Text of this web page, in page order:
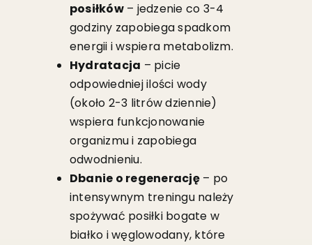
posiłków– jedzenie co 3-4
godziny zapobiega spadkom
energii i wspiera metabolizm.
Hydratacja – picie
odpowiedniej ilości wody
(około 2-3 litrów dziennie)
wspiera funkcjonowanie
organizmu i zapobiega
odwodnieniu.
Dbanie o regenerację– po
intensywnym treningu należy
spożywać posiłki bogate w
białko i węglowodany, które